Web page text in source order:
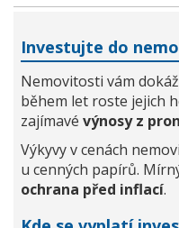
Investujte do
Nemovitosti vám
během let roste jejich
zajímavé výnosy z
Výkyvy v cenách
u cenných papírů.
ochrana před inflací.